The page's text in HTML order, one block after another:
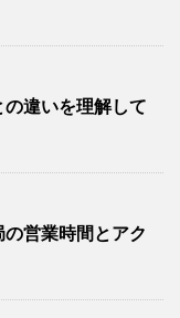
違いを理解して
営業時間とアク